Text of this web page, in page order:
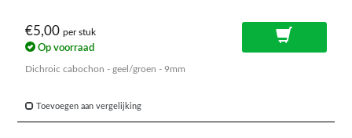
€5,00 per stuk
Op voorraad
Dichroic cabochon - geel/groen - 9mm
Toevoegen aan vergelijking